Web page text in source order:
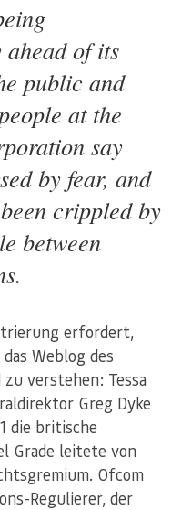
of its
public and
at the
say
by fear, and
crippled by
between
erfordert,
Weblog des
verstehen: Tessa
Greg Dyke
die britische
Grade leitete von
Ofcom
Regulierer, der